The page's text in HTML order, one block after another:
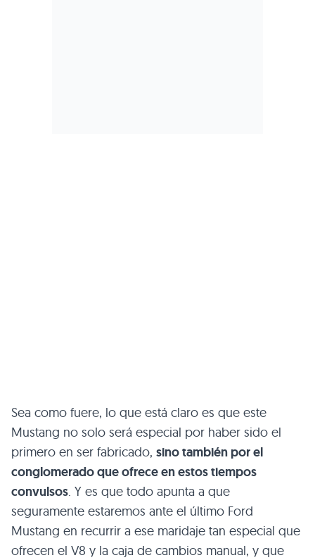
Sea como fuere, lo que está claro es que este
Mustang no solo será especial por haber sido el
primero en ser fabricado, sino también por el
conglomerado que ofrece en estos tiempos
convulsos. Y es que todo apunta a que
seguramente estaremos ante el último Ford
Mustang en recurrir a ese maridaje tan especial que
ofrecen el V8 y la caja de cambios manual, y que